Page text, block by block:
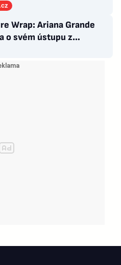
ze hřiště jako
Wrap: Ariana Grande
o svém ústupu z
a Sophia z
si dává pauzu od skupiny